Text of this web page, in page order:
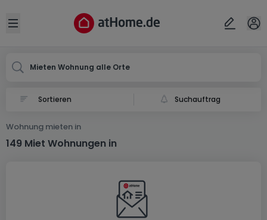
Open sidebar
Mieten Wohnung alle Orte
Suchauftrag
Wohnung mieten in
149 Miet Wohnungen in
Ort
Abbrechen ok